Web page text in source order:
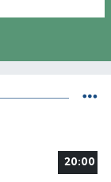
20:00